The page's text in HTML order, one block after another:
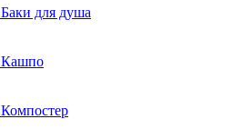
Баки для душа
Кашпо
Компостер